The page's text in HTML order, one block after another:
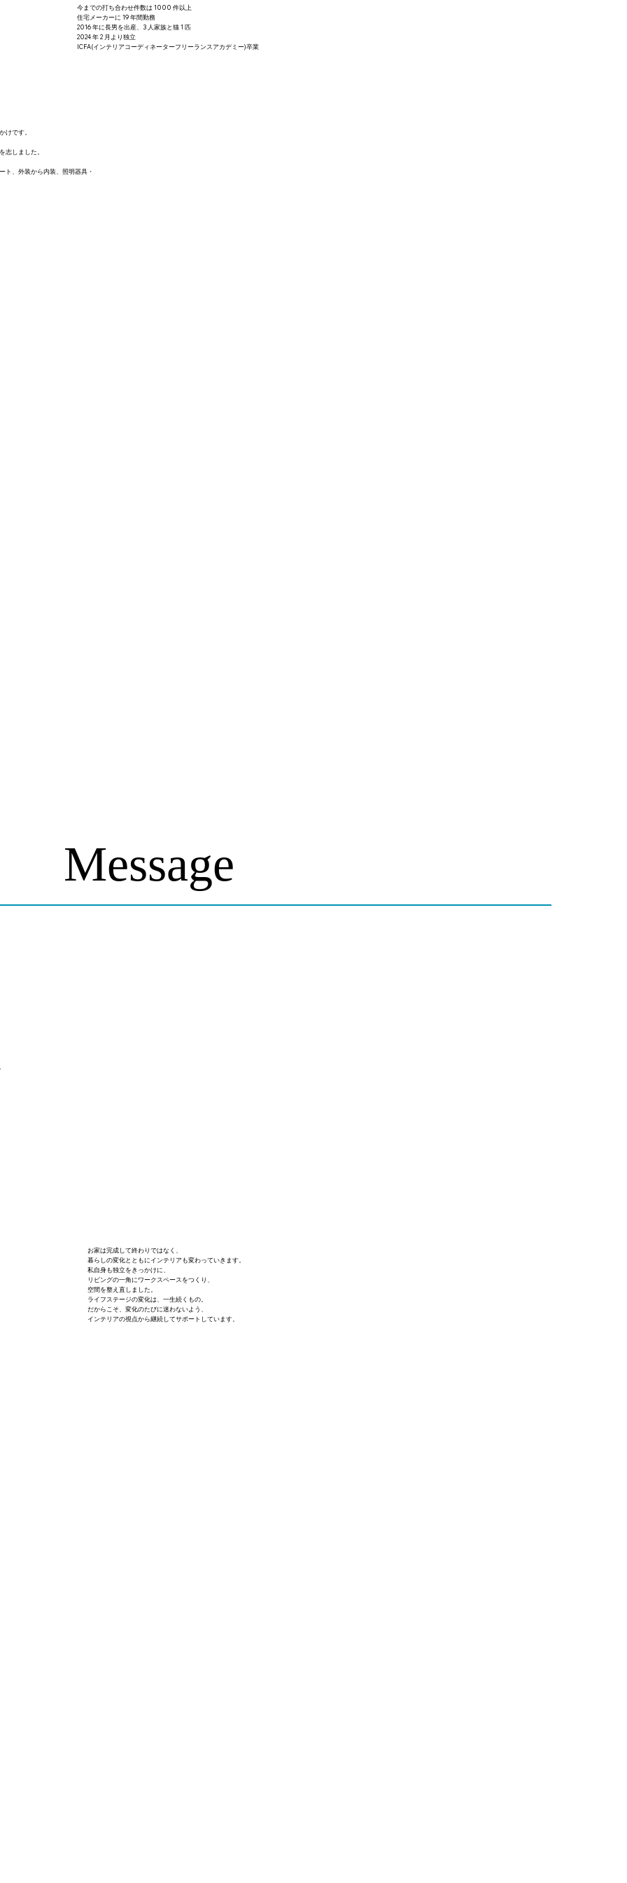
今までの打ち合わせ件数は 1000 件以上
住宅メーカーに 19 年間勤務
2016 年に長男を出産、3 人家族と猫 1 匹
2024 年 2 月より独立
ICFA(インテリアコーディネーターフリーランスアカデミー)卒業
けです。
志しました。
ト、外装から内装、照明器具・
Message
Message
お家は完成して終わりではなく、
暮らしの変化とともにインテリアも変わっていきます。
私自身も独立をきっかけに、
リビングの一角にワークスペースをつくり、
空間を整え直しました。
ライフステージの変化は、一生続くもの。
だからこそ、変化のたびに迷わないよう、
インテリアの視点から継続してサポートしています。